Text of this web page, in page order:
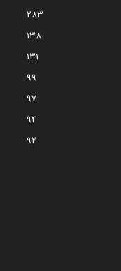
283
138
131
99
97
94
92